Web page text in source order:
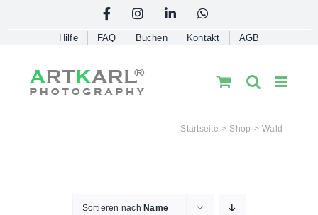
FacebookInstagramLinkedInWhatsApp
Hilfe FAQ Buchen Kontakt AGB
Startseite Shop Wald
Sortieren nach Name